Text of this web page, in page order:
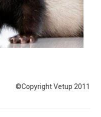
©Copyright Vetup 2011